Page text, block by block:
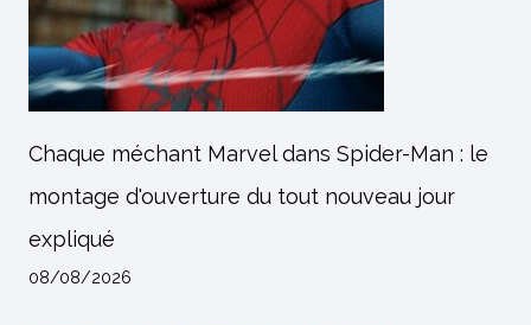
Chaque méchant Marvel dans Spider-Man : le
montage d'ouverture du tout nouveau jour
expliqué
08/08/2026